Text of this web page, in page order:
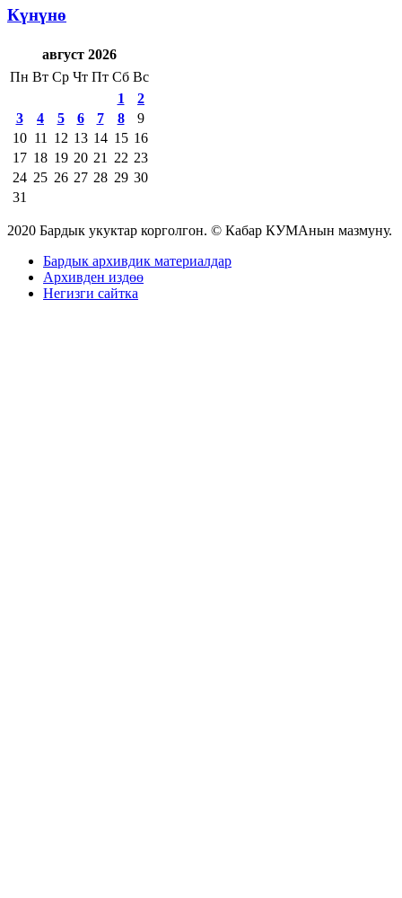
Күнүнө
август 2026
Пн Вт Ср Чт Пт Сб Вс
1
2
3
4 5 6 7 8
9
10 11 12 13 14 15 16
17 18 19 20 21 22 23
24 25 26 27 28 29 30
31
2020 Бардык укуктар корголгон. © Кабар КУМАнын мазмуну.
Бардык архивдик материалдар
Архивден издөө
Негизги сайтка